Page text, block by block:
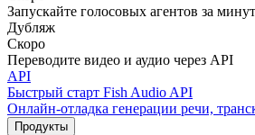
Запускайте голосовых агентов за
Дубляж
Скоро
Переводите видео и аудио через API
API
Быстрый старт Fish Audio API
Онлайн-отладка генерации речи,
Продукты